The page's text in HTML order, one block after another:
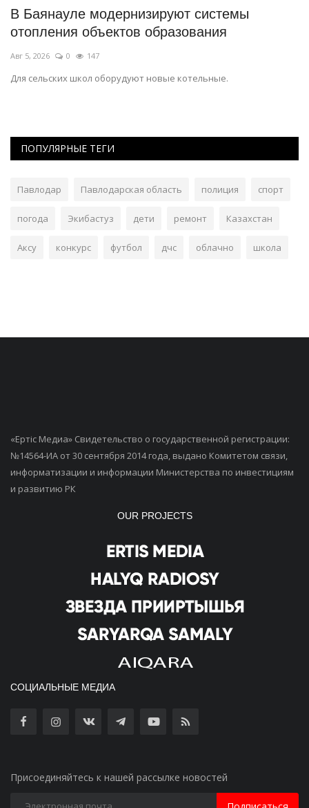
В Баянауле модернизируют системы
отопления объектов образования
Авг 5, 2026 0 147
Для сельских школ оборудуют новые котельные.
ПОПУЛЯРНЫЕ ТЕГИ
Павлодар Павлодарская область полиция спорт
погода Экибастуз дети ремонт Казахстан
Аксу конкурс футбол дчс облачно школа
«Ертiс Медиа» Свидетельство о государственной регистрации:
№14564-ИА от 30 сентября 2014 года, выдано Комитетом связи,
информатизации и информации Министерства по инвестициям
и развитию РК
OUR PROJECTS
СОЦИАЛЬНЫЕ МЕДИА
Присоединяйтесь к нашей рассылке новостей